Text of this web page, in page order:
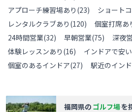
アプローチ練習場あり (23) ショート
レンタルクラブあり (120) 個室打席あ
24時間営業(32) 早朝営業(75) 深夜
体験レッスンあり (16) インドアで安い
個室のあるインドア(27) 駅近のイン
福岡県の ゴルフ場を